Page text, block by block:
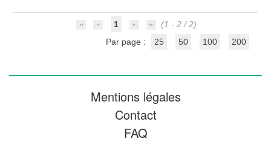
1
(1 - 2 / 2)
Par page :
25 50 100 200
Mentions légales
Contact
FAQ